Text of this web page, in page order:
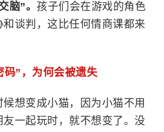
脑”。 孩子们会在游戏的角色
谈判 ，这 比任何情商课都来
码” ，为何会被遗失
候想变成小猫，因为小猫不用
友一起玩时，就不想变了。没